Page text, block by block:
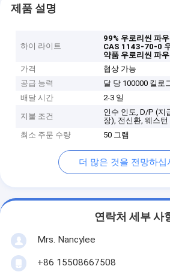
제품 설명
하이 라이트
99% 우로리씬 파
CAS 1143-70-0
약품 우로리씬 파우
가격
협상 가능
공급 능력
달 당 100000 킬로
배달 시간
2-3 일
지불 조건
인수 인도, D/P (지
장), 전신환, 웨스
최소 주문 수량
50 그램
더 많은 것을 전망하십
연락처 세부 사
Mrs. Nancylee
+86 15508667508